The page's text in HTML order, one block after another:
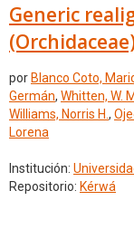
Generic
por Blanco Coto,
Germán, Whitten, W.
Williams, Norris H.,
Lorena
Institución:
Repositorio: Kérwá